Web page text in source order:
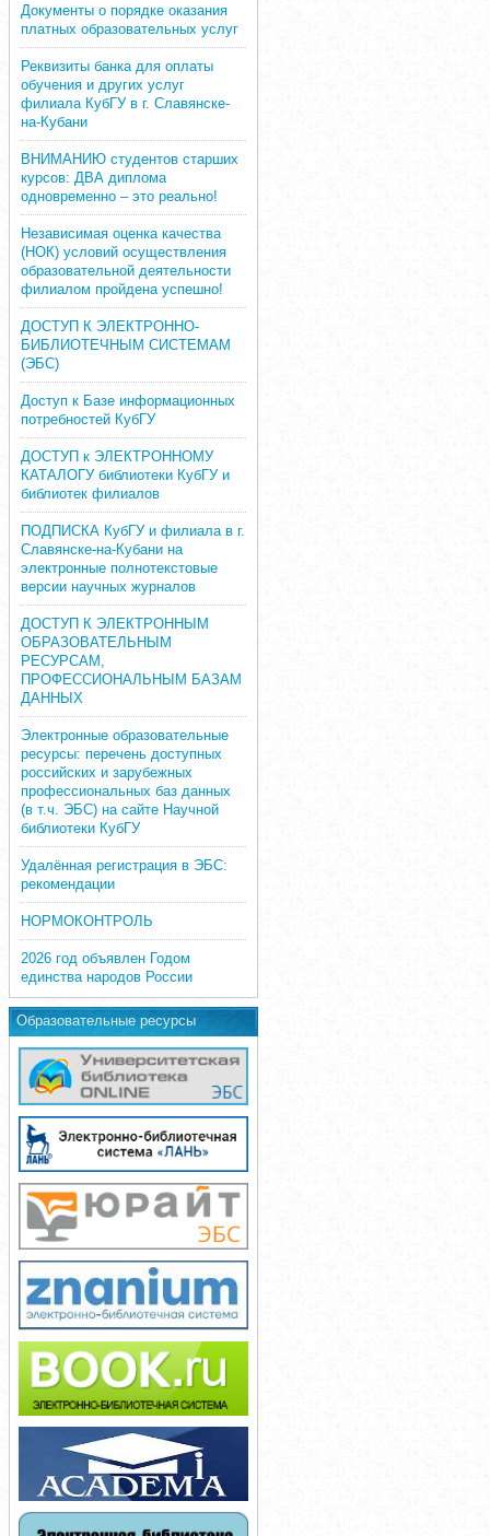
Документы о порядке оказания
платных образовательных услуг
Реквизиты банка для оплаты
обучения и других услуг
филиала КубГУ в г. Славянске-
на-Кубани
ВНИМАНИЮ студентов старших
курсов: ДВА диплома
одновременно – это реально!
Независимая оценка качества
(НОК) условий осуществления
образовательной деятельности
филиалом пройдена успешно!
ДОСТУП К ЭЛЕКТРОННО-
БИБЛИОТЕЧНЫМ СИСТЕМАМ
(ЭБС)
Доступ к Базе информационных
потребностей КубГУ
ДОСТУП к ЭЛЕКТРОННОМУ
КАТАЛОГУ библиотеки КубГУ и
библиотек филиалов
ПОДПИСКА КубГУ и филиала в г.
Славянске-на-Кубани на
электронные полнотекстовые
версии научных журналов
ДОСТУП К ЭЛЕКТРОННЫМ
ОБРАЗОВАТЕЛЬНЫМ
РЕСУРСАМ,
ПРОФЕССИОНАЛЬНЫМ БАЗАМ
ДАННЫХ
Электронные образовательные
ресурсы: перечень доступных
российских и зарубежных
профессиональных баз данных
(в т.ч. ЭБС) на сайте Научной
библиотеки КубГУ
Удалённая регистрация в ЭБС:
рекомендации
НОРМОКОНТРОЛЬ
2026 год объявлен Годом
единства народов России
Образовательные ресурсы